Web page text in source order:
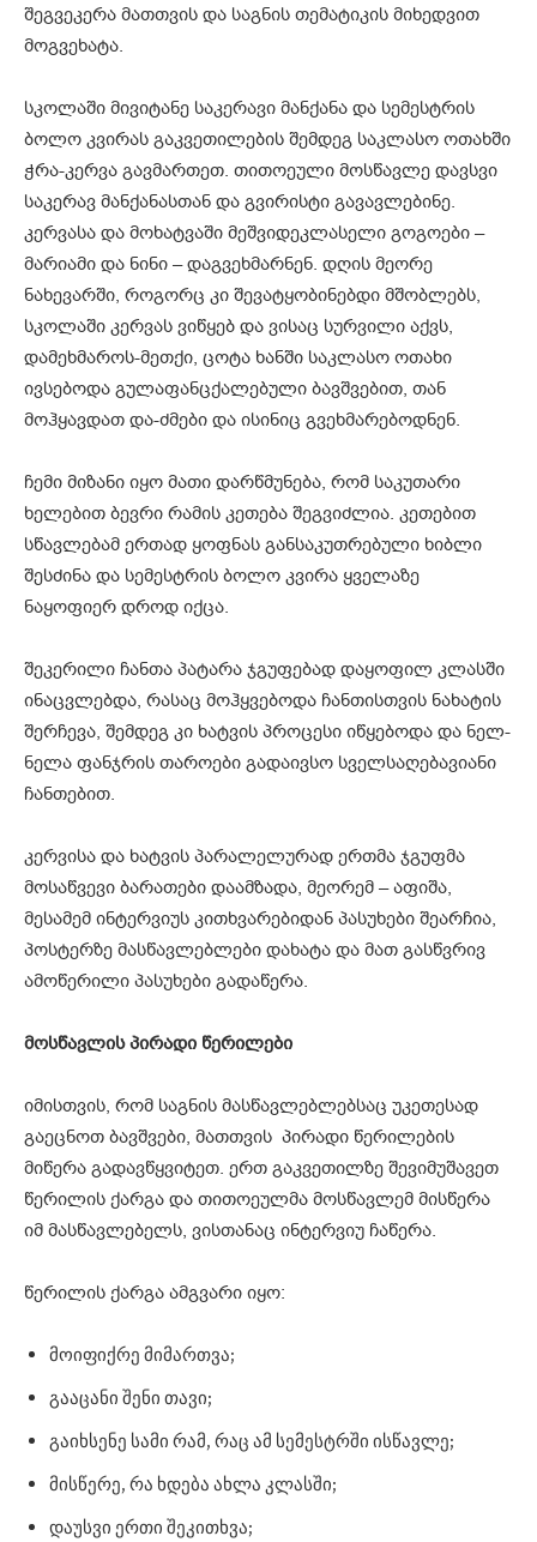
შეგვეკერა მათთვის და საგნის თემატიკის მიხედვით
მოგვეხატა.
სკოლაში მივიტანე საკერავი მანქანა და სემესტრის
ბოლო კვირას გაკვეთილების შემდეგ საკლასო ოთახში
ჭრა-კერვა გავმართეთ. თითოეული მოსწავლე დავსვი
საკერავ მანქანასთან და გვირისტი გავავლებინე.
კერვასა და მოხატვაში მეშვიდეკლასელი გოგოები –
მარიამი და ნინი – დაგვეხმარნენ. დღის მეორე
ნახევარში, როგორც კი შევატყობინებდი მშობლებს,
სკოლაში კერვას ვიწყებ და ვისაც სურვილი აქვს,
დამეხმაროს-მეთქი, ცოტა ხანში საკლასო ოთახი
ივსებოდა გულაფანცქალებული ბავშვებით, თან
მოჰყავდათ და-ძმები და ისინიც გვეხმარებოდნენ.
ჩემი მიზანი იყო მათი დარწმუნება, რომ საკუთარი
ხელებით ბევრი რამის კეთება შეგვიძლია. კეთებით
სწავლებამ ერთად ყოფნას განსაკუთრებული ხიბლი
შესძინა და სემესტრის ბოლო კვირა ყველაზე
ნაყოფიერ დროდ იქცა.
შეკერილი ჩანთა პატარა ჯგუფებად დაყოფილ კლასში
ინაცვლებდა, რასაც მოჰყვებოდა ჩანთისთვის ნახატის
შერჩევა, შემდეგ კი ხატვის პროცესი იწყებოდა და ნელ-
ნელა ფანჯრის თაროები გადაივსო სველსაღებავიანი
ჩანთებით.
კერვისა და ხატვის პარალელურად ერთმა ჯგუფმა
მოსაწვევი ბარათები დაამზადა, მეორემ – აფიშა,
მესამემ ინტერვიუს კითხვარებიდან პასუხები შეარჩია,
პოსტერზე მასწავლებლები დახატა და მათ გასწვრივ
ამოწერილი პასუხები გადაწერა.
მოსწავლის პირადი წერილები
იმისთვის, რომ საგნის მასწავლებლებსაც უკეთესად
გაეცნოთ ბავშვები, მათთვის პირადი წერილების
მიწერა გადავწყვიტეთ. ერთ გაკვეთილზე შევიმუშავეთ
წერილის ქარგა და თითოეულმა მოსწავლემ მისწერა
იმ მასწავლებელს, ვისთანაც ინტერვიუ ჩაწერა.
წერილის ქარგა ამგვარი იყო:
მოიფიქრე მიმართვა;
გააცანი შენი თავი;
გაიხსენე სამი რამ, რაც ამ სემესტრში ისწავლე;
მისწერე, რა ხდება ახლა კლასში;
დაუსვი ერთი შეკითხვა;